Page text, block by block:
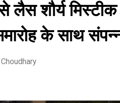
लैस शौर्य मिस्टीक
के साथ